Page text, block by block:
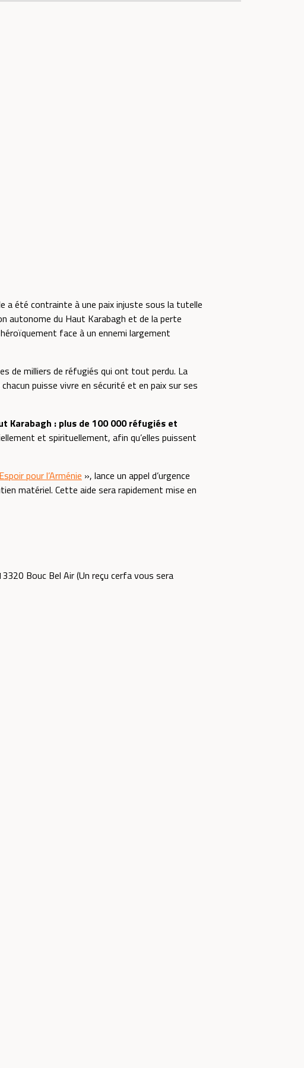
a été contrainte à une paix injuste sous la tutelle
autonome du Haut Karabagh et de la perte
face à un ennemi largement
de milliers de réfugiés qui ont tout perdu. La
puisse vivre en sécurité et en paix sur ses
Karabagh : plus de 100 000 réfugiés et
et spirituellement, afin qu’elles puissent
Espoir pour l’Arménie », lance un appel d’urgence
matériel. Cette aide sera rapidement mise en
Bouc Bel Air (Un reçu cerfa vous sera